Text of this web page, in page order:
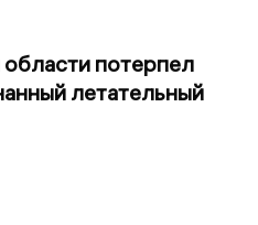
потерпел
летательный